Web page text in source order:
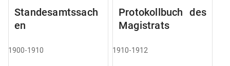
Standesamtssach
en
1900-1910
Protokollbuch des
Magistrats
1910-1912